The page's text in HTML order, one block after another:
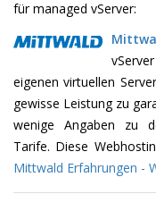
für managed vServer:
eigenen virtuellen
gewisse Leistung zu
wenige Angaben zu
Tarife. Diese
Mittwald Erfahrungen -